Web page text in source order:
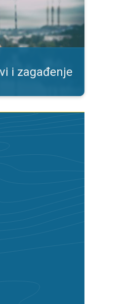
i zagađenje